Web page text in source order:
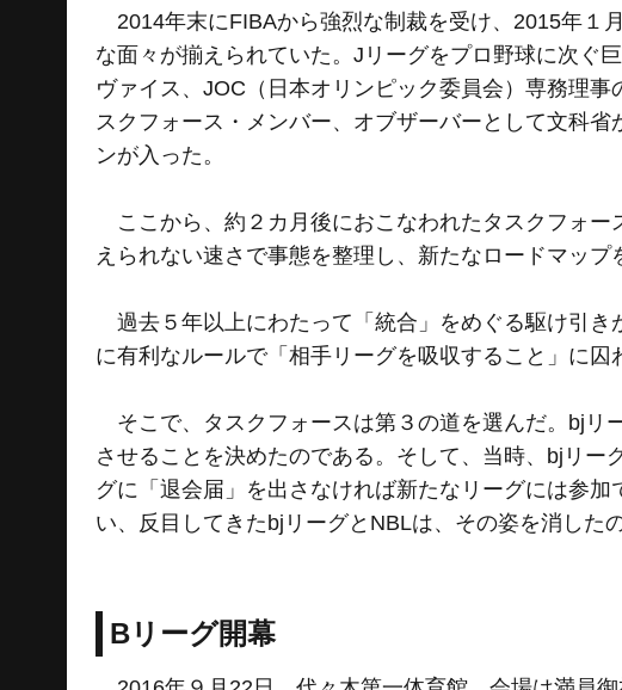
2014年末にFIBAから強烈な制裁を受け、2015年１
な面々が揃えられていた。Jリーグをプロ野球に次ぐ
ヴァイス、JOC（日本オリンピック委員会）専務理
スクフォース・メンバー、オブザーバーとして文科
ンが入った。
ここから、約２カ月後におこなわれたタスクフォ
えられない速さで事態を整理し、新たなロードマッ
過去５年以上にわたって「統合」をめぐる駆け引き
に有利なルールで「相手リーグを吸収すること」に囚
そこで、タスクフォースは第３の道を選んだ。bjリ
させることを決めたのである。そして、当時、bjリ
グに「退会届」を出さなければ新たなリーグには参
い、反目してきたbjリーグとNBLは、その姿を消した
Bリーグ開幕